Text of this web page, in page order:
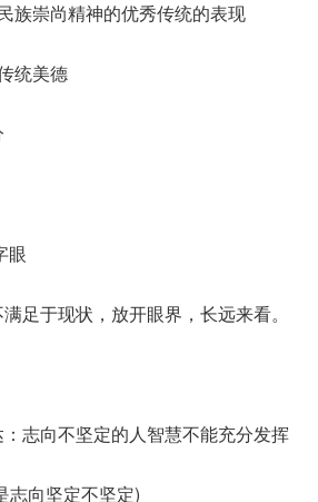
族崇尚精神的优秀传统的表现
统美德
眼
足于现状，放开眼界，长远来看。
志向不坚定的人智慧不能充分发挥
志向坚定不坚定)